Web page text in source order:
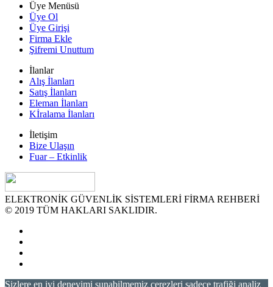
Üye Menüsü
Üye Ol
Üye Girişi
Firma Ekle
Şifremi Unuttum
İlanlar
Alış İlanları
Satış İlanları
Eleman İlanları
Kİralama İlanları
İletişim
Bize Ulaşın
Fuar – Etkinlik
ELEKTRONİK GÜVENLİK SİSTEMLERİ FİRMA REHBERİ
© 2019 TÜM HAKLARI SAKLIDIR.
Sizlere en iyi deneyimi sunabilmemiz çerezleri sadece trafiği analiz